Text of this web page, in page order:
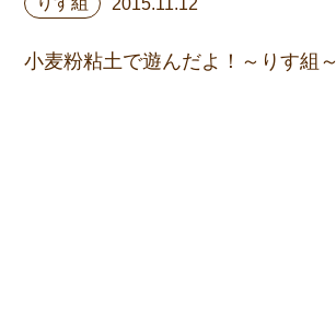
2015.11.12
小麦粉粘土で遊んだよ！～りす組～